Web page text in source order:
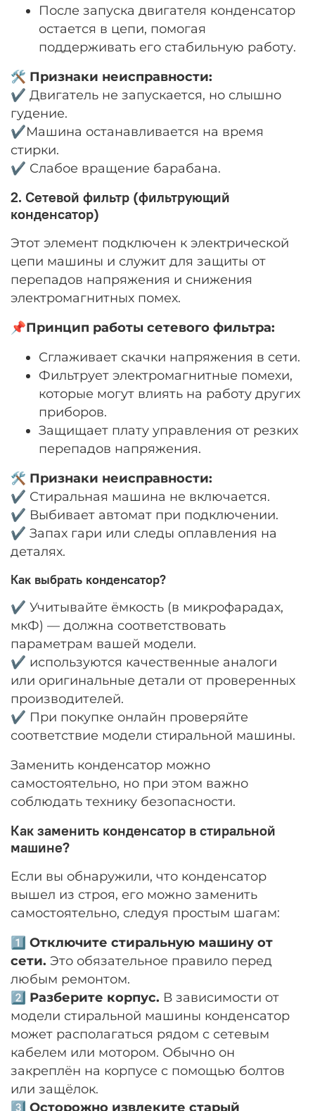
После запуска двигателя конденсатор
остается в цепи, помогая
поддерживать его стабильную работу.
🛠 Признаки неисправности:
✔️ Двигатель не запускается, но слышно
гудение.
✔️Машина останавливается на время
стирки.
✔️ Слабое вращение барабана.
2. Сетевой фильтр (фильтрующий
конденсатор)
Этот элемент подключен к электрической
цепи машины и служит для защиты от
перепадов напряжения и снижения
электромагнитных помех.
📌Принцип работы сетевого фильтра:
Сглаживает скачки напряжения в сети.
Фильтрует электромагнитные помехи,
которые могут влиять на работу других
приборов.
Защищает плату управления от резких
перепадов напряжения.
🛠 Признаки неисправности:
✔️ Стиральная машина не включается.
✔️ Выбивает автомат при подключении.
✔️ Запах гари или следы оплавления на
деталях.
Как выбрать конденсатор?
✔️ Учитывайте ёмкость (в микрофарадах,
мкФ) — должна соответствовать
параметрам вашей модели.
✔️ используются качественные аналоги
или оригинальные детали от проверенных
производителей.
✔️ При покупке онлайн проверяйте
соответствие модели стиральной машины.
Заменить конденсатор можно
самостоятельно, но при этом важно
соблюдать технику безопасности.
Как заменить конденсатор в стиральной
машине?
Если вы обнаружили, что конденсатор
вышел из строя, его можно заменить
самостоятельно, следуя простым шагам:
1️⃣ Отключите стиральную машину от
сети. Это обязательное правило перед
любым ремонтом.
2️⃣ Разберите корпус. В зависимости от
модели стиральной машины конденсатор
может располагаться рядом с сетевым
кабелем или мотором. Обычно он
закреплён на корпусе с помощью болтов
или защёлок.
3️⃣ Осторожно извлеките старый